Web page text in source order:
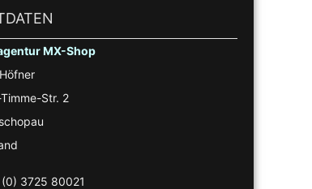
MX-Shop
Str. 2
3725 80021